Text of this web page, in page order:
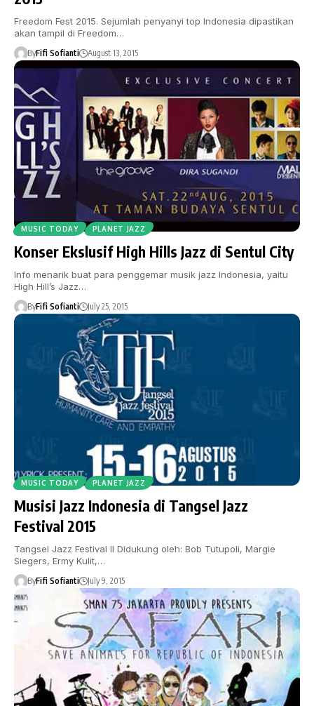
Freedom Fest 2015. Sejumlah penyanyi top Indonesia dipastikan
akan tampil di Freedom…
ByFifi Sofianti August 13, 2015
MUSIC TODAY PLANET JAZZ
Konser Ekslusif High Hills Jazz di Sentul City
Info menarik buat para penggemar musik jazz Indonesia, yaitu
High Hill’s Jazz…
ByFifi Sofianti July 25, 2015
MUSIC TODAY PLANET JAZZ
Musisi Jazz Indonesia di Tangsel Jazz
Festival 2015
Tangsel Jazz Festival II Didukung oleh: Bob Tutupoli, Margie
Siegers, Ermy Kulit,…
ByFifi Sofianti July 9, 2015